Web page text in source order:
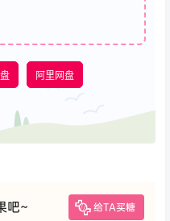
阿里网盘
吧~ 给TA买糖